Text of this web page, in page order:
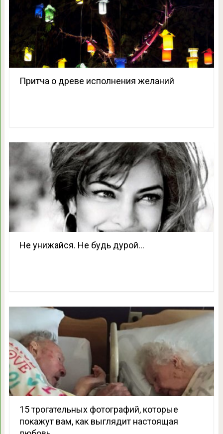
Притча о древе исполнения желаний
Не унижайся. Не будь дурой…
15 трогательных фотографий, которые
покажут вам, как выглядит настоящая